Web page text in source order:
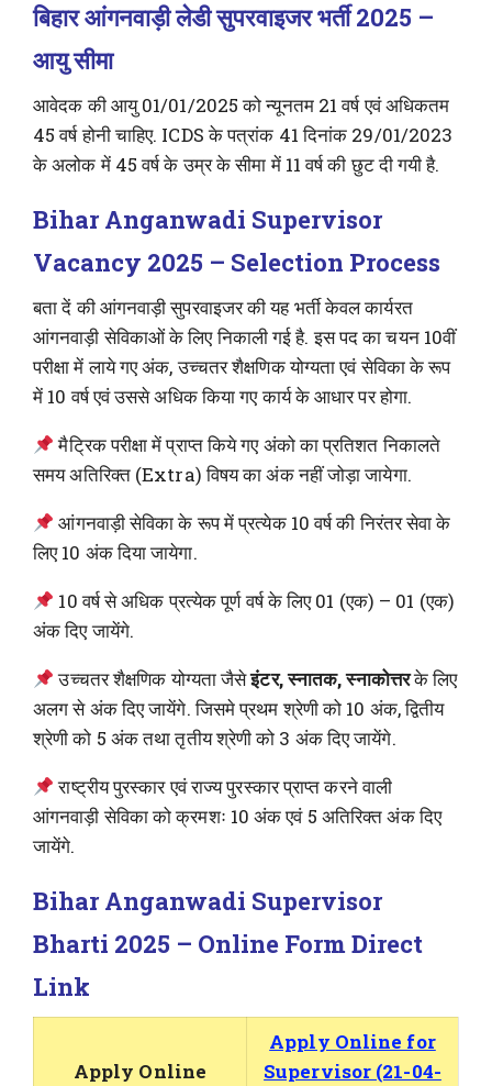
बिहार आंगनवाड़ी लेडी सुपरवाइजर भर्ती 2025 –
आयु सीमा
आवेदक की आयु 01/01/2025 को न्यूनतम 21 वर्ष एवं अधिकतम
45 वर्ष होनी चाहिए. ICDS के पत्रांक 41 दिनांक 29/01/2023
के अलोक में 45 वर्ष के उम्र के सीमा में 11 वर्ष की छुट दी गयी है.
Bihar Anganwadi Supervisor
Vacancy 2025 – Selection Process
बता दें की आंगनवाड़ी सुपरवाइजर की यह भर्ती केवल कार्यरत
आंगनवाड़ी सेविकाओं के लिए निकाली गई है. इस पद का चयन 10वीं
परीक्षा में लाये गए अंक, उच्चतर शैक्षणिक योग्यता एवं सेविका के रूप
में 10 वर्ष एवं उससे अधिक किया गए कार्य के आधार पर होगा.
मैट्रिक परीक्षा में प्राप्त किये गए अंको का प्रतिशत निकालते
समय अतिरिक्त (Extra) विषय का अंक नहीं जोड़ा जायेगा.
आंगनवाड़ी सेविका के रूप में प्रत्येक 10 वर्ष की निरंतर सेवा के
लिए 10 अंक दिया जायेगा.
10 वर्ष से अधिक प्रत्येक पूर्ण वर्ष के लिए 01 (एक) – 01 (एक)
अंक दिए जायेंगे.
उच्चतर शैक्षणिक योग्यता जैसेइंटर, स्नातक, स्नाकोत्तरके लिए
अलग से अंक दिए जायेंगे. जिसमे प्रथम श्रेणी को 10 अंक, द्वितीय
श्रेणी को 5 अंक तथा तृतीय श्रेणी को 3 अंक दिए जायेंगे.
राष्ट्रीय पुरस्कार एवं राज्य पुरस्कार प्राप्त करने वाली
आंगनवाड़ी सेविका को क्रमशः 10 अंक एवं 5 अतिरिक्त अंक दिए
जायेंगे.
Bihar Anganwadi Supervisor
Bharti 2025 – Online Form Direct
Link
Apply Online
Apply Online for
Supervisor (21-04-